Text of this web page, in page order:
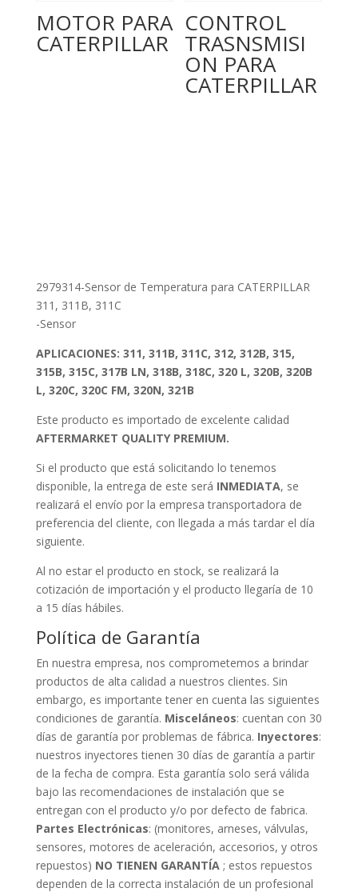
MOTOR PARA
CATERPILLAR
CONTROL
TRASNSMISI
ON PARA
CATERPILLAR
2979314-Sensor de Temperatura para CATERPILLAR
311, 311B, 311C
-Sensor
APLICACIONES: 311, 311B, 311C, 312, 312B, 315,
315B, 315C, 317B LN, 318B, 318C, 320 L, 320B, 320B
L, 320C, 320C FM, 320N, 321B
Este producto es importado de excelente calidad
AFTERMARKET QUALITY PREMIUM.
Si el producto que está solicitando lo tenemos
disponible, la entrega de este será INMEDIATA, se
realizará el envío por la empresa transportadora de
preferencia del cliente, con llegada a más tardar el día
siguiente.
Al no estar el producto en stock, se realizará la
cotización de importación y el producto llegaría de 10
a 15 días hábiles.
Política de Garantía
En nuestra empresa, nos comprometemos a brindar
productos de alta calidad a nuestros clientes. Sin
embargo, es importante tener en cuenta las siguientes
condiciones de garantía. Misceláneos: cuentan con 30
días de garantía por problemas de fábrica. Inyectores:
nuestros inyectores tienen 30 días de garantía a partir
de la fecha de compra. Esta garantía solo será válida
bajo las recomendaciones de instalación que se
entregan con el producto y/o por defecto de fabrica.
Partes Electrónicas: (monitores, arneses, válvulas,
sensores, motores de aceleración, accesorios, y otros
repuestos) NO TIENEN GARANTÍA; estos repuestos
dependen de la correcta instalación de un profesional